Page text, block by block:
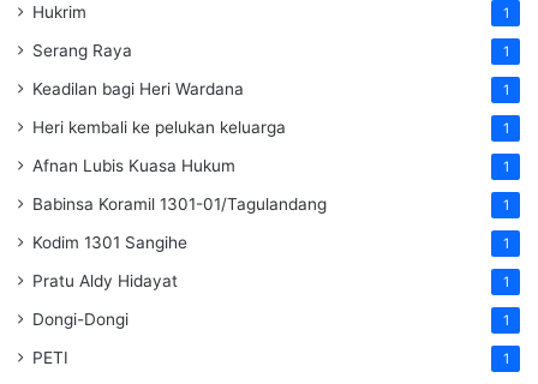
Hukrim 1
Serang Raya 1
Keadilan bagi Heri Wardana 1
Heri kembali ke pelukan keluarga 1
Afnan Lubis Kuasa Hukum 1
Babinsa Koramil 1301-01/Tagulandang 1
Kodim 1301 Sangihe 1
Pratu Aldy Hidayat 1
Dongi-Dongi 1
PETI 1